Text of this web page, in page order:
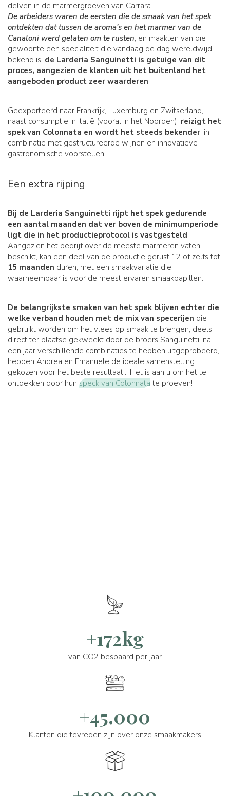
delven in de marmergroeven van Carrara.
De arbeiders waren de eersten die de smaak van het spek
ontdekten dat tussen de aroma's en het marmer van de
Canaloni werd gelaten om te rusten, en maakten van die
gewoonte een specialiteit die vandaag de dag wereldwijd
bekend is: de Larderia Sanguinetti is getuige van dit
proces, aangezien de klanten uit het buitenland het
aangeboden product zeer waarderen.
Geëxporteerd naar Frankrijk, Luxemburg en Zwitserland,
naast consumptie in Italië (vooral in het Noorden), reizigt het
spek van Colonnata en wordt het steeds bekender, in
combinatie met gestructureerde wijnen en innovatieve
gastronomische voorstellen.
Een extra rijping
Bij de Larderia Sanguinetti rijpt het spek gedurende
een aantal maanden dat ver boven de minimumperiode
ligt die in het productieprotocol is vastgesteld.
Aangezien het bedrijf over de meeste marmeren vaten
beschikt, kan een deel van de productie gerust 12 of zelfs tot
15 maanden duren, met een smaakvariatie die
waarneembaar is voor de meest ervaren smaakpapillen.
De belangrijkste smaken van het spek blijven echter die
welke verband houden met de mix van specerijen die
gebruikt worden om het vlees op smaak te brengen, deels
direct ter plaatse gekweekt door de broers Sanguinetti: na
een jaar verschillende combinaties te hebben uitgeprobeerd,
hebben Andrea en Emanuele de ideale samenstelling
gekozen voor het beste resultaat... Het is aan u om het te
ontdekken door hun speck van Colonnatate proeven!
+172kg
van CO2 bespaard per jaar
+45.000
Klanten die tevreden zijn over onze smaakmakers